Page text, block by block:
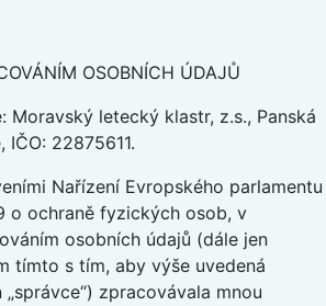
OSOBNÍCH ÚDAJŮ
Moravský letecký klastr, z.s., Panská
22875611.
Nařízení Evropského parlamentu
o ochraně fyzických osob, v
osobních údajů (dále jen
tímto s tím, aby výše uvedená
zpracovávala mnou